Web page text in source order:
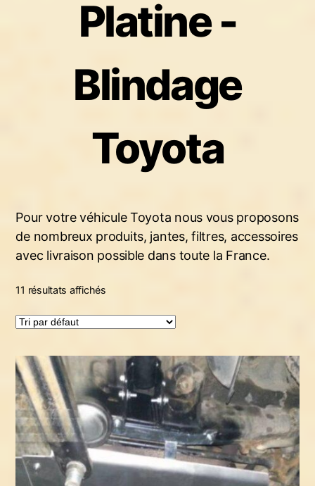
s
o
Platine -
Blindage
Toyota
Pour votre véhicule Toyota nous vous proposons
de nombreux produits, jantes, filtres, accessoires
avec livraison possible dans toute la France.
11 résultats affichés